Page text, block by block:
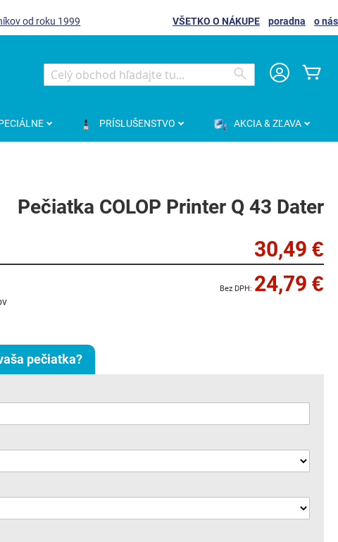
od roku 1999 VŠETKO O NÁKUPE poradna
o nás
Search
PRÍSLUŠENSTVO AKCIA & ZĽAVA
Pečiatka COLOP Printer Q 43 Dater
30,49 €
24,79 €
pečiatka?